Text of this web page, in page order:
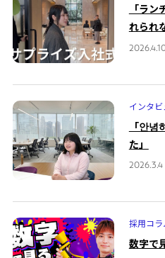
「ラ
れられ
インタビ
「안
た」
2026.3.4
採用コラ
数字で